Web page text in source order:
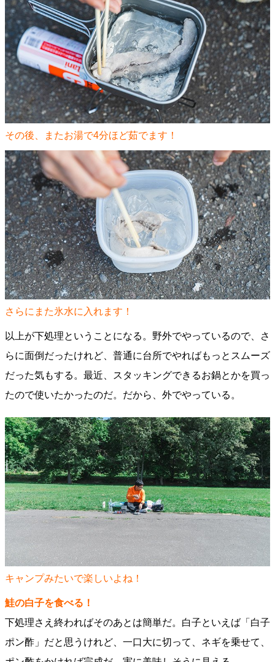
その後、またお湯で4分ほど茹でます！
さらにまた氷水に入れます！
以上が下処理ということになる。野外でやっているので、さ
らに面倒だったけれど、普通に台所でやればもっとスムーズ
だった気もする。最近、スタッキングできるお鍋とかを買っ
たので使いたかったのだ。だから、外でやっている。
キャンプみたいで楽しいよね！
鮭の白子を食べる！
下処理さえ終わればそのあとは簡単だ。白子といえば「白子
ポン酢」だと思うけれど、一口大に切って、ネギを乗せて、